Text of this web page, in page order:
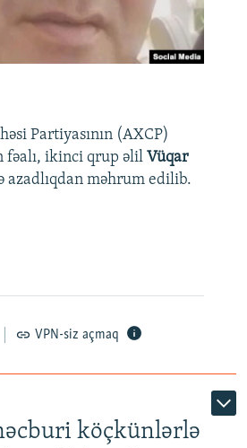
Partiyasının (AXCP)
fəalı, ikinci qrup əlil Vüqar
azadlıqdan məhrum edilib.
VPN-siz açmaq
köçkünlərlə